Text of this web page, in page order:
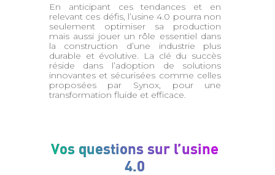
En anticipant ces tendances et en
relevant ces défis, l’usine 4.0 pourra non
seulement optimiser sa production
mais aussi jouer un rôle essentiel dans
la construction d’une industrie plus
durable et évolutive. La clé du succès
réside dans l’adoption de solutions
innovantes et sécurisées comme celles
proposées par Synox, pour une
transformation fluide et efficace.
Vos questions sur l’usine
4.0